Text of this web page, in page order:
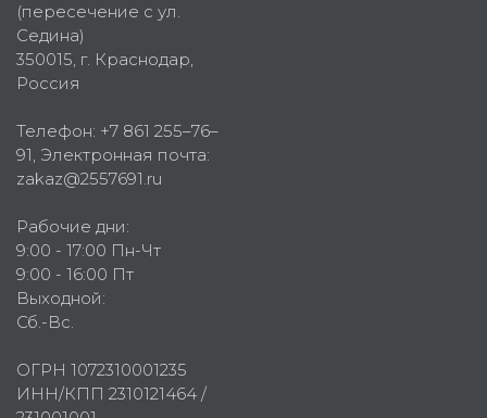
(пересечение с ул.
Седина)
350015, г. Краснодар,
Россия
Телефон: +7 861 255–76–
91, Электронная почта:
zakaz@2557691.ru
Рабочие дни:
9:00 - 17:00 Пн-Чт
9:00 - 16:00 Пт
Выходной:
Сб.-Вс.
ОГРН 1072310001235
ИНН/КПП 2310121464 /